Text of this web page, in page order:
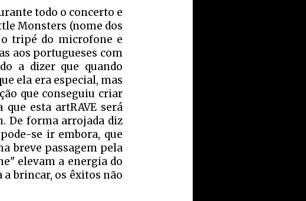
todo o concerto e
Monsters (nome dos
o tripé do microfone e
aos portugueses com
a dizer que quando
ela era especial, mas
que conseguiu criar
esta artRAVE será
De forma arrojada diz
se ir embora, que
breve passagem pela
elevam a energia do
a brincar, os êxitos não